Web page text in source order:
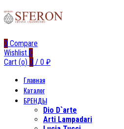
0 Compare
Wishlist 0
Cart (o) 0 / 0 ₽
Главная
Каталог
БРЕНДЫ
Dio D`arte
Arti Lampadari